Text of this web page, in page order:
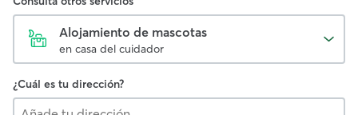
Alojamiento de mascotas
en casa del cuidador
¿Cuál es tu dirección?